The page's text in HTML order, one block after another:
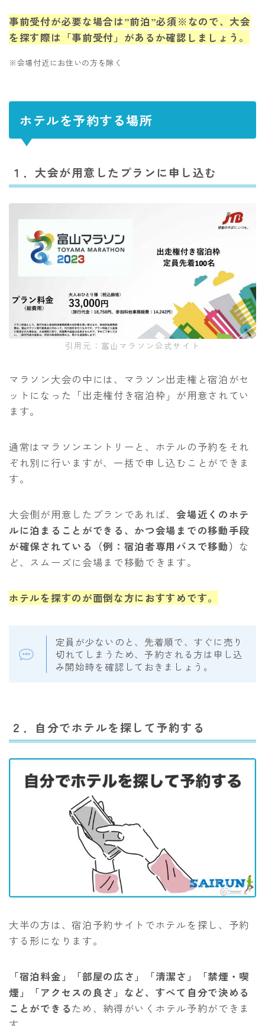
事前受付が必要な場合は”前泊”必須※なので、大会
を探す際は「事前受付」があるか確認しましょう。
※会場付近にお住いの方を除く
ホテルを予約する場所
１．大会が用意したプランに申し込む
引用元：富山マラソン公式サイト
マラソン大会の中には、マラソン出走権と宿泊がセ
ットになった「出走権付き宿泊枠」が用意されてい
ます。
通常はマラソンエントリーと、ホテルの予約をそれ
ぞれ別に行いますが、一括で申し込むことができま
す。
大会側が用意したプランであれば、会場近くのホテ
ルに泊まることができる、かつ会場までの移動手段
が確保されている（例：宿泊者専用バスで移動） な
ど、スムーズに会場まで移動できます。
ホテルを探すのが面倒な方におすすめです。
定員が少ないのと、先着順で、すぐに売り
切れてしまうため、予約される方は申し込
み開始時を確認しておきましょう。
２．自分でホテルを探して予約する
大半の方は、宿泊予約サイトでホテルを探し、予約
する形になります。
「宿泊料金」「部屋の広さ」「清潔さ」「禁煙・喫
煙」「アクセスの良さ」など、すべて自分で決める
ことができるため、納得がいくホテル予約ができま